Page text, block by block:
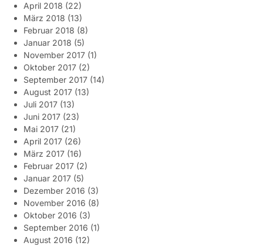
April 2018 (22)
März 2018 (13)
Februar 2018 (8)
Januar 2018 (5)
November 2017 (1)
Oktober 2017 (2)
September 2017 (14)
August 2017 (13)
Juli 2017 (13)
Juni 2017 (23)
Mai 2017 (21)
April 2017 (26)
März 2017 (16)
Februar 2017 (2)
Januar 2017 (5)
Dezember 2016 (3)
November 2016 (8)
Oktober 2016 (3)
September 2016 (1)
August 2016 (12)